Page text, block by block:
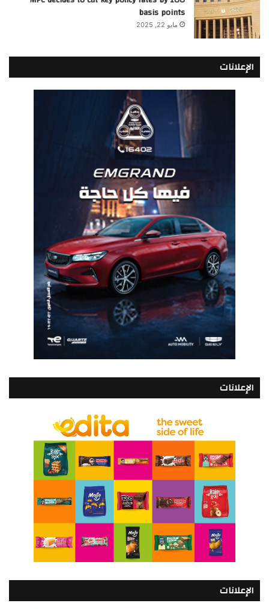
basis points
مايو 22, 2025
الإعلانات
الإعلانات
الإعلانات